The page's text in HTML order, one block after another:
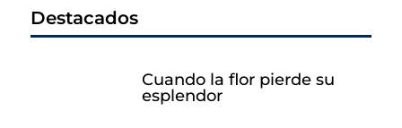
Destacados
Cuando la flor pierde su
esplendor